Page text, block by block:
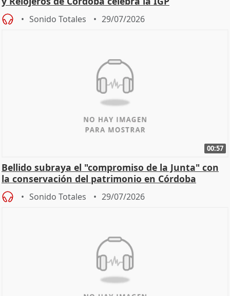
Sonido Totales 29/07/2026
00:57
Bellido subraya el "compromiso de la Junta" con
la conservación del patrimonio en Córdoba
Sonido Totales 29/07/2026